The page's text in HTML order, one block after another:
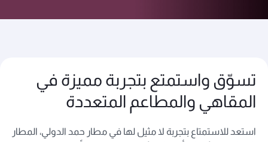
تسوّق واستمتع بتجربة مميزة في
المقاهي والمطاعم المتعددة
استعد للاستمتاع بتجربة لا مثيل لها في مطار حمد الدولي، المطار